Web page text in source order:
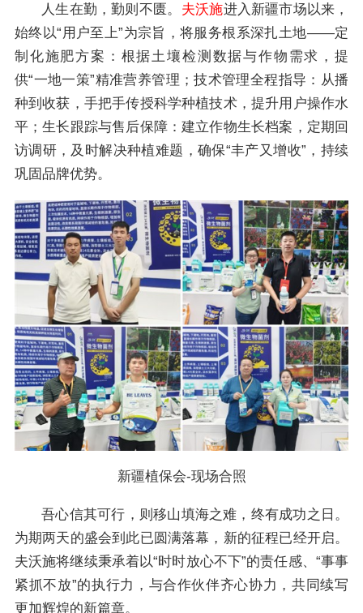
人生在勤，勤则不匮。 夫沃施进入新疆市场以来，
始终以“用户至上”为宗旨，将服务根系深扎土地——定
制化施肥方案：根据土壤检测数据与作物需求，提
供“一地一策”精准营养管理；技术管理全程指导：从播
种到收获，手把手传授科学种植技术，提升用户操作水
平；生长跟踪与售后保障：建立作物生长档案，定期回
访调研，及时解决种植难题，确保“丰产又增收”，持续
巩固品牌优势。
新疆植保会-现场合照
吾心信其可行，则移山填海之难，终有成功之日。
为期两天的盛会到此已圆满落幕，新的征程已经开启。
夫沃施将继续秉承着以“时时放心不下”的责任感、“事事
紧抓不放”的执行力，与合作伙伴齐心协力，共同续写
更加辉煌的新篇章。